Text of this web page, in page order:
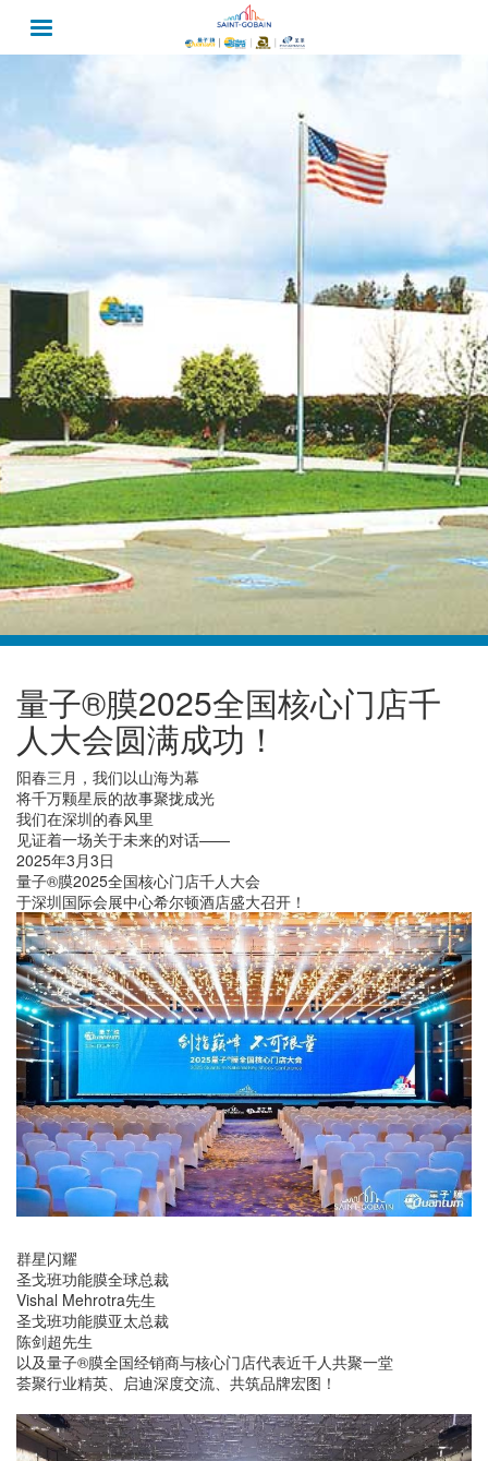
到
量子®膜2025全国核心门店千
人大会圆满成功！
阳春三月，我们以山海为幕
将千万颗星辰的故事聚拢成光
我们在深圳的春风里
见证着一场关于未来的对话——
2025年3月3日
量子®膜2025全国核心门店千人大会
于深圳国际会展中心希尔顿酒店盛大召开！
群星闪耀
圣戈班功能膜全球总裁
Vishal Mehrotra先生
圣戈班功能膜亚太总裁
陈剑超先生
以及量子®膜全国经销商与核心门店代表近千人共聚一堂
荟聚行业精英、启迪深度交流、共筑品牌宏图！